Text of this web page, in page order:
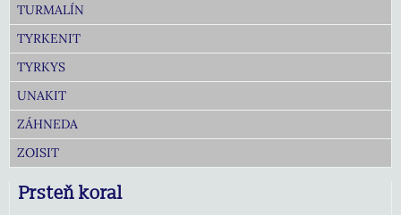
TURMALÍN
TYRKENIT
TYRKYS
UNAKIT
ZÁHNEDA
ZOISIT
Prsteň koral